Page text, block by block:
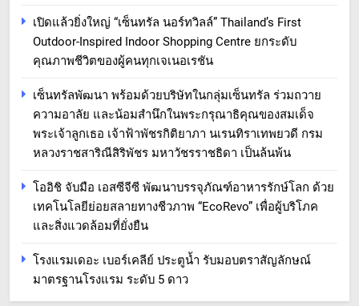
เปิดแล้วยิ่งใหญ่ “เซ็นทรัล นอร์ทวิลล์” Thailand’s First
Outdoor-Inspired Indoor Shopping Centre ยกระดับ
คุณภาพชีวิตของผู้คนทุกเจเนอเรชัน
เซ็นทรัลพัฒนา พร้อมด้วยบริษัทในกลุ่มเซ็นทรัล ร่วมถวาย
ความอาลัย และน้อมสำนึกในพระกรุณาธิคุณของสมเด็จ
พระเจ้าลูกเธอ เจ้าฟ้าพัชรกิติยาภา นเรนทิราเทพยวดี กรม
หลวงราชสาริณีสิริพัชร มหาวัชรราชธิดา เป็นล้นพ้น
โออิชิ จับมือ เอสซีจีซี พัฒนาบรรจุภัณฑ์อาหารรักษ์โลก ด้วย
เทคโนโลยีย่อยสลายทางชีวภาพ “EcoRevo” เพื่อผู้บริโภค
และสิ่งแวดล้อมที่ยั่งยืน
โรงแรมเดอะ เบอร์เคลีย์ ประตูน้ำ รับมอบตราสัญลักษณ์
มาตรฐานโรงแรม ระดับ 5 ดาว